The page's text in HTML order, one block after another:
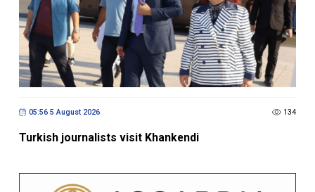
05:56 5 August 2026
Turkish journalists visit Khankendi